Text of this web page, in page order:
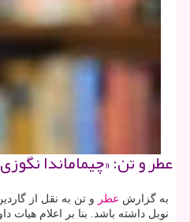
عطر و تن: «چیماماندا
به گزارش عطر و تن به نقل از
نوبل داشته باشد. بنا بر اعلام